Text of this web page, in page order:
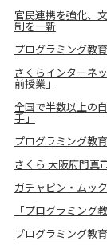
官民連携を強化、
制を一新
プログラミング教
さくらインターネ
前授業」
全国で半数以上の
手」
プログラミング教
さくら 大阪府門真
ガチャピン・ムッ
「プログラミング
プログラミング教